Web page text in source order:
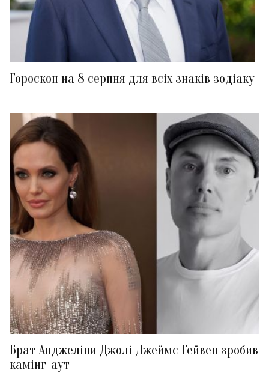
Гороскоп на 8 серпня для всіх знаків зодіаку
Брат Анджеліни Джолі Джеймс Гейвен зробив
камінг-аут